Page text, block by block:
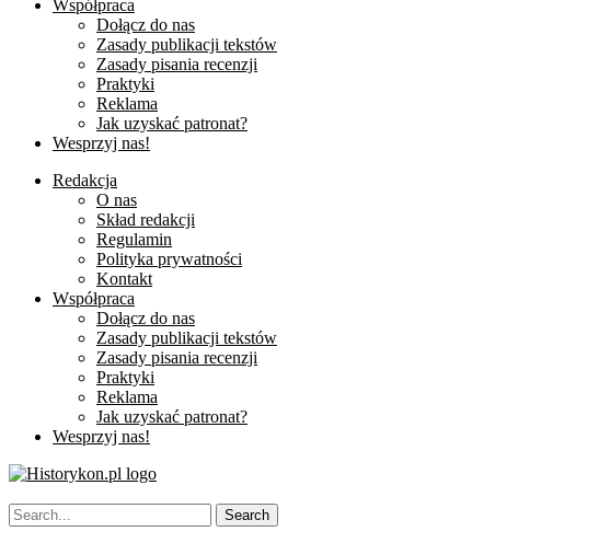
Współpraca
Dołącz do nas
Zasady publikacji tekstów
Zasady pisania recenzji
Praktyki
Reklama
Jak uzyskać patronat?
Wesprzyj nas!
Redakcja
O nas
Skład redakcji
Regulamin
Polityka prywatności
Kontakt
Współpraca
Dołącz do nas
Zasady publikacji tekstów
Zasady pisania recenzji
Praktyki
Reklama
Jak uzyskać patronat?
Wesprzyj nas!